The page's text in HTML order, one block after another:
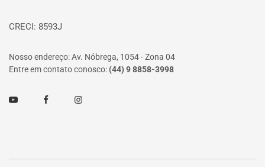
CRECI: 8593J
Nosso endereço: Av. Nóbrega, 1054 - Zona 04
Entre em contato conosco: (44) 9 8858-3998
Youtube FacebookInstagram